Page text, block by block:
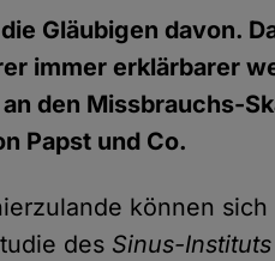
Gläubigen davon.
immer erklärbarer
den Missbrauchs-
Papst und Co.
können sich
des Sinus-Instituts